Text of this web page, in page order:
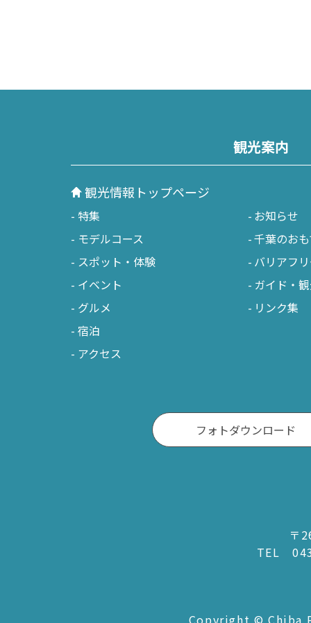
観光案内
観光情報トップページ
特集
モデルコース
スポット・体験
イベント
グルメ
宿泊
アクセス
お知らせ
千葉のお
バリアフ
ガイド・
リンク集
フォトダウンロード
〒
TEL
Copyright © Chiba